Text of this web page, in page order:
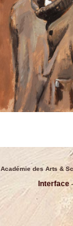
Académie des Arts &
Interface -